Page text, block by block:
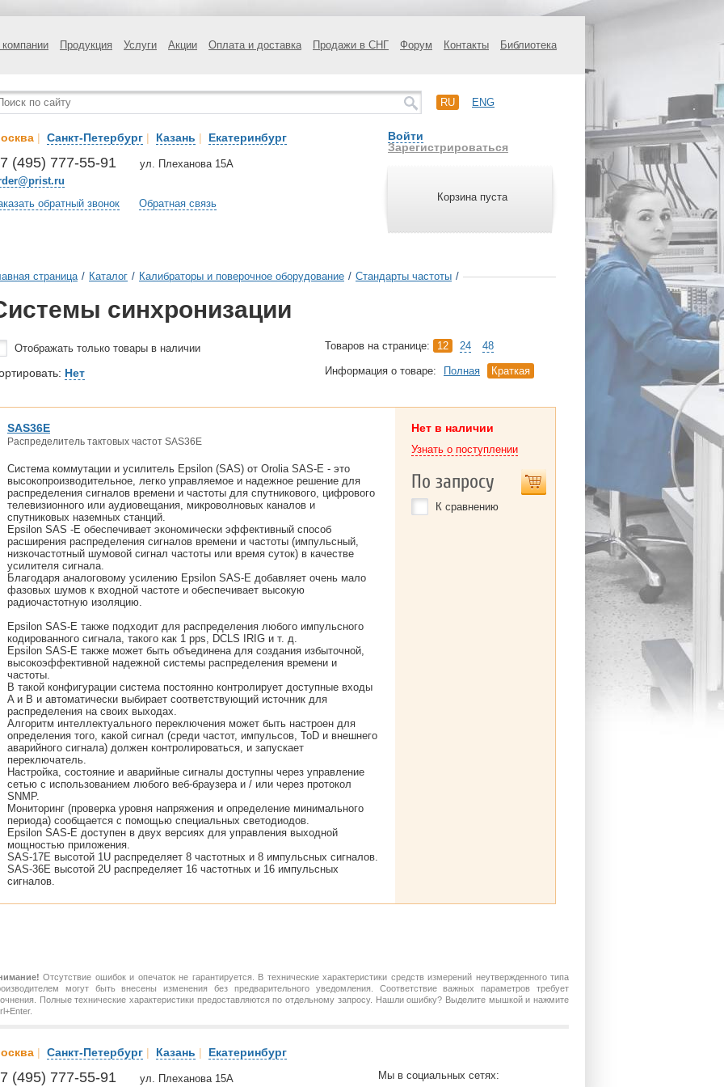
Продукция Услуги Акции Оплата и доставка Продажи в СНГ Форум Контакты Библиотека
RU ENG
| Санкт-Петербург | Казань | Екатеринбург
(495) 777-55-91 ул. Плеханова 15А
обратный звонок Обратная связь
Войти
Зарегистрироваться
Корзина пуста
страница / Каталог / Калибраторы и поверочное оборудование / Стандарты частоты /
синхронизации
Отображать только товары в наличии Товаров на странице: 12 24 48
Нет Информация о товаре: Полная Краткая
SAS36E
Распределитель тактовых частот SAS36E
Система коммутации и усилитель Epsilon (SAS) от Orolia SAS-E - это
высокопроизводительное, легко управляемое и надежное решение для
распределения сигналов времени и частоты для спутникового, цифрового
телевизионного или аудиовещания, микроволновых каналов и
спутниковых наземных станций.
Epsilon SAS -E обеспечивает экономически эффективный способ
расширения распределения сигналов времени и частоты (импульсный,
низкочастотный шумовой сигнал частоты или время суток) в качестве
усилителя сигнала.
Благодаря аналоговому усилению Epsilon SAS-E добавляет очень мало
фазовых шумов к входной частоте и обеспечивает высокую
радиочастотную изоляцию.
Epsilon SAS-E также подходит для распределения любого импульсного
кодированного сигнала, такого как 1 pps, DCLS IRIG и т. д.
Epsilon SAS-E также может быть объединена для создания избыточной,
высокоэффективной надежной системы распределения времени и
частоты.
В такой конфигурации система постоянно контролирует доступные входы
A и B и автоматически выбирает соответствующий источник для
распределения на своих выходах.
Алгоритм интеллектуального переключения может быть настроен для
определения того, какой сигнал (среди частот, импульсов, ToD и внешнего
аварийного сигнала) должен контролироваться, и запускает
переключатель.
Настройка, состояние и аварийные сигналы доступны через управление
сетью с использованием любого веб-браузера и / или через протокол
SNMP.
Мониторинг (проверка уровня напряжения и определение минимального
периода) сообщается с помощью специальных светодиодов.
Epsilon SAS-E доступен в двух версиях для управления выходной
мощностью приложения.
SAS-17E высотой 1U распределяет 8 частотных и 8 импульсных сигналов.
SAS-36E высотой 2U распределяет 16 частотных и 16 импульсных
сигналов.
Нет в наличии
Узнать о поступлении
По запросу
К сравнению
Отсутствие ошибок и опечаток не гарантируется. В технические характеристики средств измерений неутвержденного типа
могут быть внесены изменения без предварительного уведомления. Соответствие важных параметров требует
Полные технические характеристики предоставляются по отдельному запросу. Нашли ошибку? Выделите мышкой и нажмите
| Санкт-Петербург | Казань | Екатеринбург
(495) 777-55-91 ул. Плеханова 15А Мы в социальных сетях: